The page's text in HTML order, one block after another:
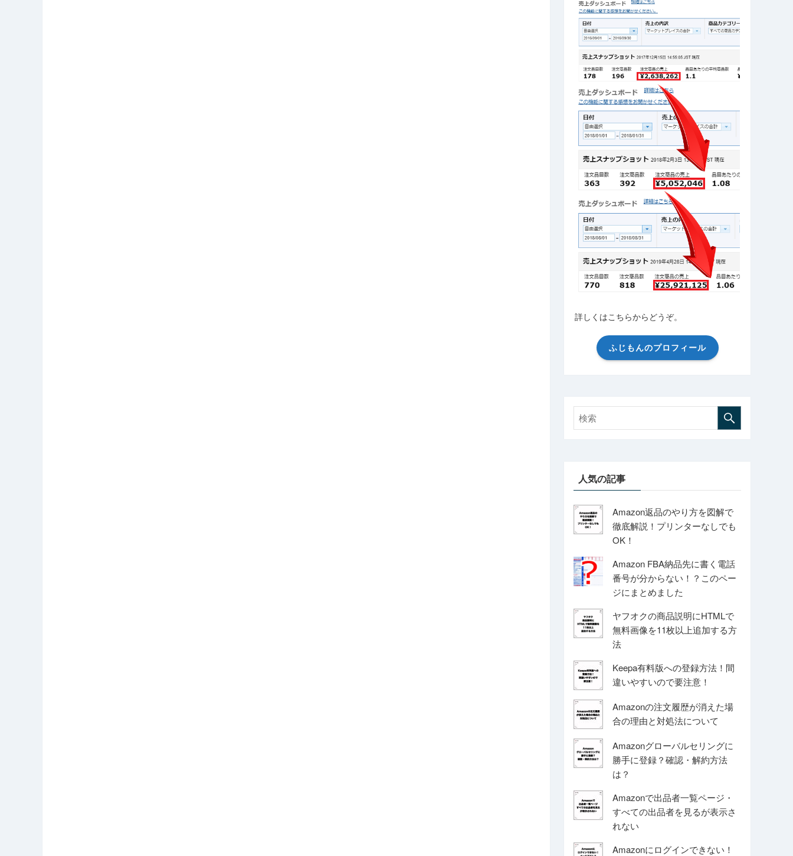
詳しくはこちらからどうぞ。
ふじもんのプロフィール
人気の記事
Amazon返品のやり方を図解で
徹底解説！プリンターなしでも
OK！
Amazon FBA納品先に書く電話
番号が分からない！？このペー
ジにまとめました
ヤフオクの商品説明にHTMLで
無料画像を11枚以上追加する方
法
Keepa有料版への登録方法！間
違いやすいので要注意！
Amazonの注文履歴が消えた場
合の理由と対処法について
Amazonグローバルセリングに
勝手に登録？確認・解約方法
は？
Amazonで出品者一覧ページ・
すべての出品者を見るが表示さ
れない
Amazonにログインできない！